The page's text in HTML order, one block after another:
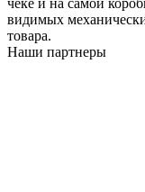
видимых
товара.
Наши партнеры